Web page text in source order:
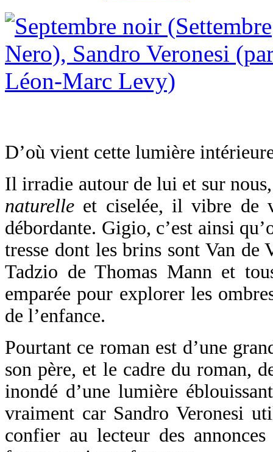
D’où vient cette lumière
Il irradie autour de lui et sur
naturelle et ciselée, il vibre
débordante. Gigio, c’est ainsi
tresse dont les brins sont Van
Tadzio de Thomas Mann et
emparée pour explorer les
de l’enfance.
Pourtant ce roman est d’une
son père, et le cadre du roman,
inondé d’une lumière
vraiment car Sandro Veronesi
confier au lecteur des